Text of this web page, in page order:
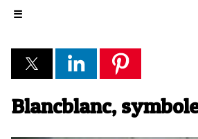
☰
Blancblanc,